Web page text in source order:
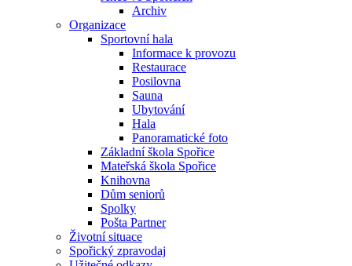
Archiv
Organizace
Sportovní hala
Informace k provozu
Restaurace
Posilovna
Sauna
Ubytování
Hala
Panoramatické foto
Základní škola Spořice
Mateřská škola Spořice
Knihovna
Dům seniorů
Spolky
Pošta Partner
Životní situace
Spořický zpravodaj